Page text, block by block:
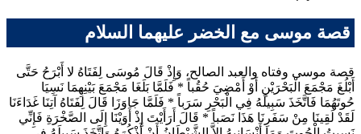
قصة موسى مع الخضر عليهما السلام
قصة موسى وفتاه والعبد الصالح، وَإِذْ قَالَ مُوسَى لِفَتَاهُ لا أَبْرَحُ حَتَّى
أَبْلُغَ مَجْمَعَ الْبَحْرَيْنِ أَوْ أَمْضِيَ حُقُباً * فَلَمَّا بَلَغَا مَجْمَعَ بَيْنِهِمَا نَسِيَا
حُوتَهُمَا فَاتَّخَذَ سَبِيلَهُ فِي الْبَحْرِ سَرَباً * فَلَمَّا جَاوَزَا قَالَ لِفَتَاهُ آتِنَا غَدَاءَنَا
لَقَدْ لَقِينَا مِنْ سَفَرِنَا هَذَا نَصَباً * قَالَ أَرَأَيْتَ إِذْ أَوَيْنَا إِلَى الصَّخْرَةِ فَإِنِّي